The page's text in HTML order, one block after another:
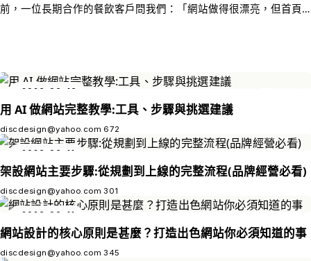
前，一位長期合作的餐飲客戶問我們：「網站做得很漂亮，但首頁
和排版了。影音內容變成標配，而大部分中小企業主根本沒有預算
養一個剪輯師。於是我們花了一段時間，把市面上叫得出名字的影
片剪輯軟體幾乎都裝過一輪，實際拿專案素材去跑，整理成這篇東
西。 沒有業配，沒有推薦連結。純粹是踩過雷之後的筆記。
2026-06-16
用 AI 做網站完整教學:工具、步驟與挑選建議
discdesign@yahoo.com 672
2026-06-11
架設網站主要步驟:從規劃到上線的完整流程(品牌經營必看)
discdesign@yahoo.com 301
2026-06-11
網站設計的核心原則是甚麼？打造出色網站你必須知道的事
discdesign@yahoo.com 345